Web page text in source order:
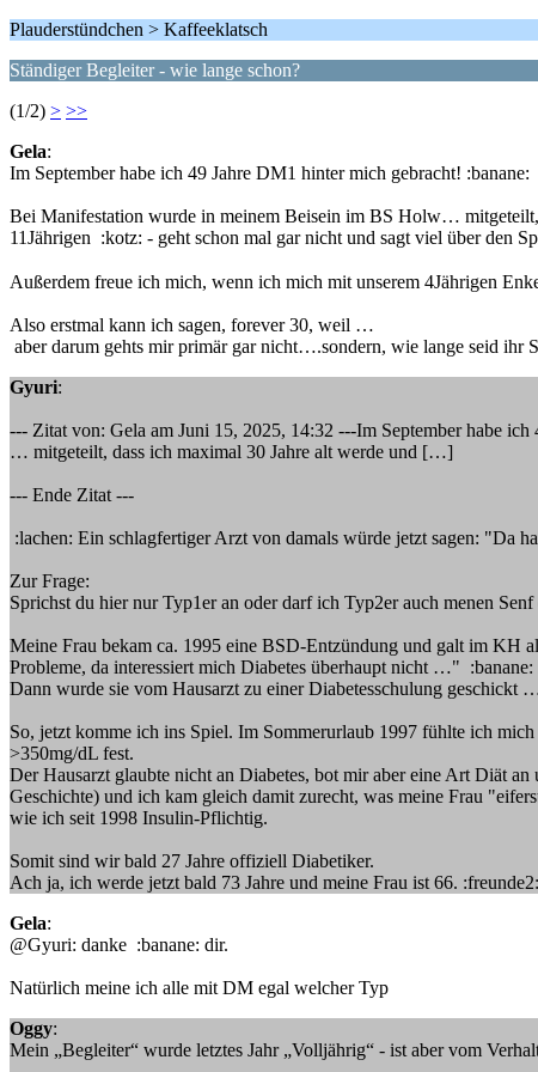
Plauderstündchen > Kaffeeklatsch
Ständiger Begleiter - wie lange schon?
(1/2) > >>
Gela:
Im September habe ich 49 Jahre DM1 hinter mich gebracht! :banane:
Bei Manifestation wurde in meinem Beisein im BS Holw…
11Jährigen :kotz: - geht schon mal gar nicht und sagt viel über den
Außerdem freue ich mich, wenn ich mich mit unserem 4Jährigen
Also erstmal kann ich sagen, forever 30, weil …
aber darum gehts mir primär gar nicht….sondern, wie lange seid ihr
Gyuri:
--- Zitat von: Gela am Juni 15, 2025, 14:32 ---Im September habe
… mitgeteilt, dass ich maximal 30 Jahre alt werde und […]
--- Ende Zitat ---
:lachen: Ein schlagfertiger Arzt von damals würde jetzt sagen: "Da
Zur Frage:
Sprichst du hier nur Typ1er an oder darf ich Typ2er auch menen
Meine Frau bekam ca. 1995 eine BSD-Entzündung und galt im KH
Probleme, da interessiert mich Diabetes überhaupt nicht …" :banane:
Dann wurde sie vom Hausarzt zu einer Diabetesschulung geschickt
So, jetzt komme ich ins Spiel. Im Sommerurlaub 1997 fühlte ich
>350mg/dL fest.
Der Hausarzt glaubte nicht an Diabetes, bot mir aber eine Art Diät
Geschichte) und ich kam gleich damit zurecht, was meine Frau
wie ich seit 1998 Insulin-Pflichtig.
Somit sind wir bald 27 Jahre offiziell Diabetiker.
Ach ja, ich werde jetzt bald 73 Jahre und meine Frau ist 66. :freunde2:
Gela:
@Gyuri: danke :banane: dir.
Natürlich meine ich alle mit DM egal welcher Typ
Oggy:
Mein „Begleiter“ wurde letztes Jahr „Volljährig“ - ist aber vom